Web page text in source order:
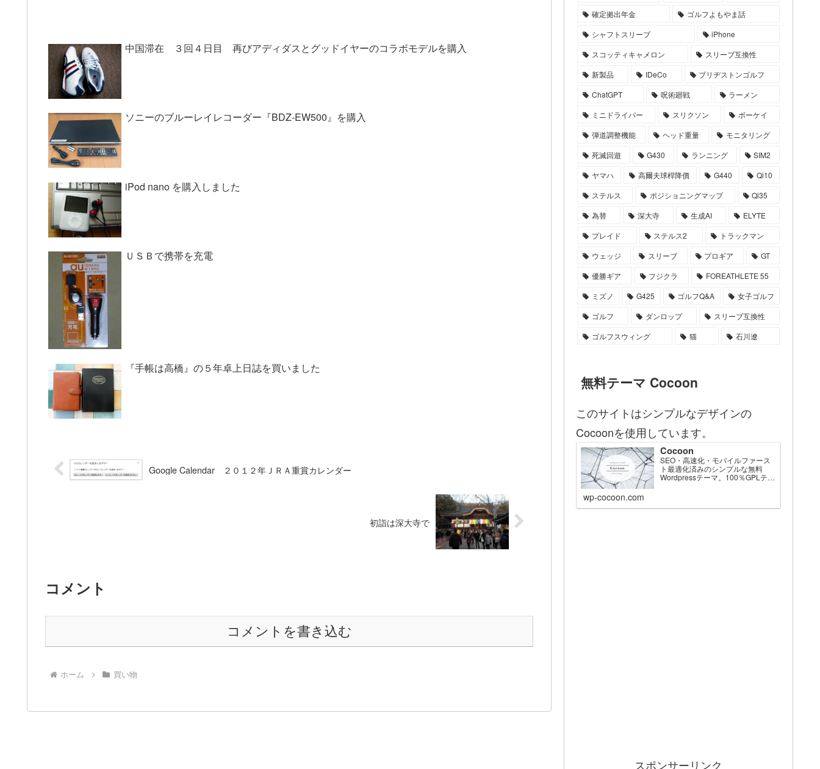
中国滞在 ３回４日目 再びアディダスとグッドイヤーのコラボモデルを購入
ソニーのブルーレイレコーダー『BDZ-EW500』を購入
iPod nano を購入しました
ＵＳＢで携帯を充電
『手帳は高橋』の５年卓上日誌を買いました
Google Calendar ２０１２年ＪＲＡ重賞カレンダー
初詣は深大寺で
コメント
コメントを書き込む
ホーム 買い物
確定拠出年金
ゴルフよもやま話
シャフトスリーブ
iPhone
スコッティキャメロン
スリーブ互換性
新製品
IDeCo
ブリヂストンゴルフ
ChatGPT
呪術廻戦
ラーメン
ミニドライバー
スリクソン
ボーケイ
弾道調整機能
ヘッド重量
モニタリング
死滅回遊
G430 ランニング
SIM2
ヤマハ
高爾夫球桿降價 G440
Qi10
ステルス
ポジショニングマップ
Qi35
為替
深大寺 生成AI
ELYTE
プレイド
ステルス2
トラックマン
ウェッジ
スリーブ プロギア
GT
優勝ギア
フジクラ
FOREATHLETE 55
ミズノ
G425 ゴルフQ&A
女子ゴルフ
ゴルフ
ダンロップ
スリーブ互換性
ゴルフスウィング
猫 石川遼
無料テーマ Cocoon
このサイトはシンプルなデザインの
Cocoonを使用しています。
Cocoon
SEO・高速化・モバイルファース
ト最適化済みのシンプルな無料
Wordpressテーマ。100％GPLテー
wp-cocoon.com
スポンサーリンク